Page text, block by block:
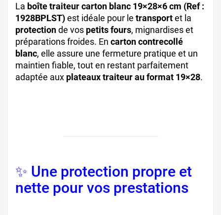
La boîte traiteur carton blanc 19×28×6 cm (Ref :
1928BPLST)est idéale pour le transportet la
protectionde vos petits fours, mignardises et
préparations froides. En carton contrecollé
blanc, elle assure une fermeture pratique et un
maintien fiable, tout en restant parfaitement
adaptée aux plateaux traiteur au format 19×28.
✨ Une protection propre et
nette pour vos prestations